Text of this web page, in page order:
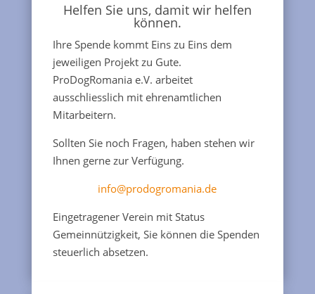
Helfen Sie uns, damit wir helfen
können.
Ihre Spende kommt Eins zu Eins dem
jeweiligen Projekt zu Gute.
ProDogRomania e.V. arbeitet
ausschliesslich mit ehrenamtlichen
Mitarbeitern.
Sollten Sie noch Fragen, haben stehen wir
Ihnen gerne zur Verfügung.
info@prodogromania.de
Eingetragener Verein mit Status
Gemeinnützigkeit, Sie können die Spenden
steuerlich absetzen.